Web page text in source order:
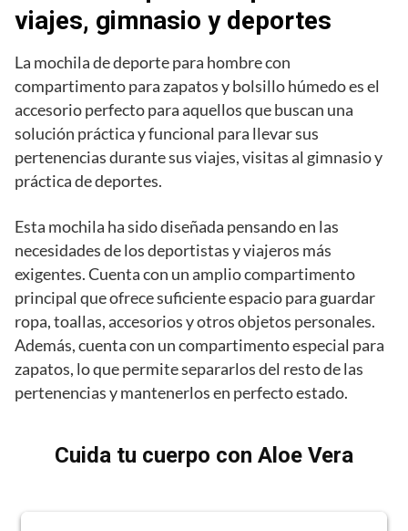
viajes, gimnasio y deportes
La mochila de deporte para hombre con
compartimento para zapatos y bolsillo húmedo es el
accesorio perfecto para aquellos que buscan una
solución práctica y funcional para llevar sus
pertenencias durante sus viajes, visitas al gimnasio y
práctica de deportes.
Esta mochila ha sido diseñada pensando en las
necesidades de los deportistas y viajeros más
exigentes. Cuenta con un amplio compartimento
principal que ofrece suficiente espacio para guardar
ropa, toallas, accesorios y otros objetos personales.
Además, cuenta con un compartimento especial para
zapatos, lo que permite separarlos del resto de las
pertenencias y mantenerlos en perfecto estado.
Cuida tu cuerpo con Aloe Vera